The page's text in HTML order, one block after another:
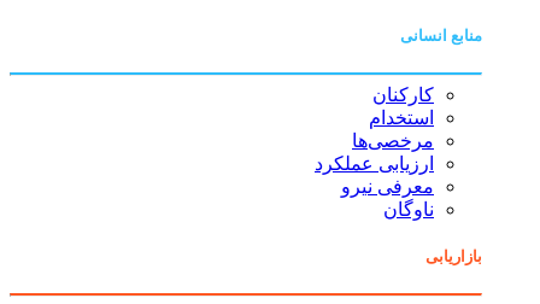
منابع انسانی
کارکنان
استخدام
مرخصی‌ها
ارزیابی عملکرد
معرفی نیرو
ناوگان
بازاریابی